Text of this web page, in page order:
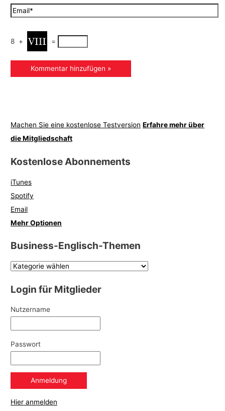
8 + =
Machen Sie eine kostenlose Testversion Erfahre mehr über
die Mitgliedschaft
Kostenlose Abonnements
iTunes
Spotify
Email
Mehr Optionen
Business-Englisch-Themen
Login für Mitglieder
Nutzername
Passwort
Hier anmelden